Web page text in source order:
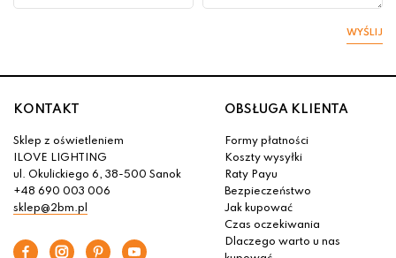
WYŚLIJ
KONTAKT
Sklep z oświetleniem
ILOVE LIGHTING
ul. Okulickiego 6, 38-500 Sanok
+48 690 003 006
sklep@2bm.pl
OBSŁUGA KLIENTA
Formy płatności
Koszty wysyłki
Raty Payu
Bezpieczeństwo
Jak kupować
Czas oczekiwania
Dlaczego warto u nas